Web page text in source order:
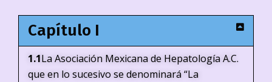
Capítulo I
1.1La Asociación Mexicana de Hepatología A.C.
que en lo sucesivo se denominará “La